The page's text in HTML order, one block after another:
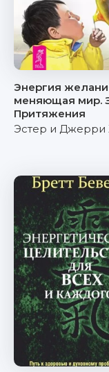
Энергия
меняющая мир.
Притяжения
Эстер и Джерри